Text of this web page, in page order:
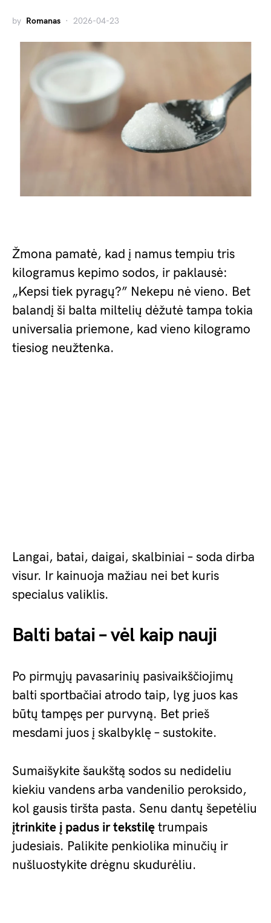
by Romanas 2026-04-23
Žmona pamatė, kad į namus tempiu tris
kilogramus kepimo sodos, ir paklausė:
„Kepsi tiek pyragų?” Nekepu nė vieno. Bet
balandį ši balta miltelių dėžutė tampa tokia
universalia priemone, kad vieno kilogramo
tiesiog neužtenka.
Langai, batai, daigai, skalbiniai – soda dirba
visur. Ir kainuoja mažiau nei bet kuris
specialus valiklis.
Balti batai – vėl kaip nauji
Po pirmųjų pavasarinių pasivaikščiojimų
balti sportbačiai atrodo taip, lyg juos kas
būtų tampęs per purvyną. Bet prieš
mesdami juos į skalbyklę – sustokite.
Sumaišykite šaukštą sodos su nedideliu
kiekiu vandens arba vandenilio peroksido,
kol gausis tiršta pasta. Senu dantų šepetėliu
įtrinkite į padus ir tekstilę trumpais
judesiais. Palikite penkiolika minučių ir
nušluostykite drėgnu skudurėliu.